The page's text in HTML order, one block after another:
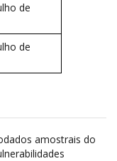
de
de
amostrais do